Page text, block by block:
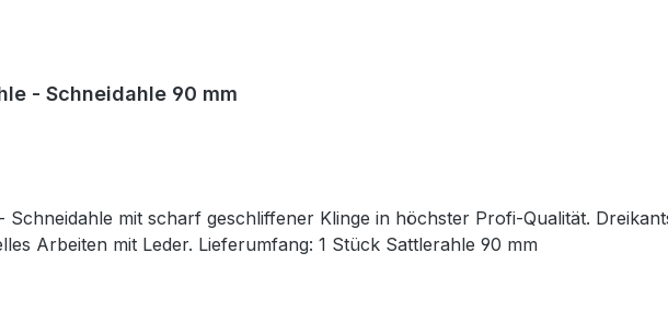
- Schneidahle 90 mm
mit scharf geschliffener Klinge in höchster Profi-Qualität.
Arbeiten mit Leder. Lieferumfang: 1 Stück Sattlerahle 90 mm